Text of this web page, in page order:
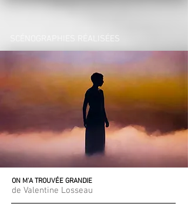
SCÉNOGRAPHIES RÉALISÉES
ON M'A TROUVÉE GRANDIE
de Valentine Losseau